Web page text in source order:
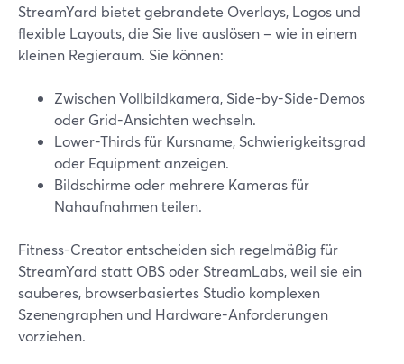
StreamYard bietet gebrandete Overlays, Logos und
flexible Layouts, die Sie live auslösen – wie in einem
kleinen Regieraum. Sie können:
Zwischen Vollbildkamera, Side-by-Side-Demos
oder Grid-Ansichten wechseln.
Lower-Thirds für Kursname, Schwierigkeitsgrad
oder Equipment anzeigen.
Bildschirme oder mehrere Kameras für
Nahaufnahmen teilen.
Fitness-Creator entscheiden sich regelmäßig für
StreamYard statt OBS oder StreamLabs, weil sie ein
sauberes, browserbasiertes Studio komplexen
Szenengraphen und Hardware-Anforderungen
vorziehen.